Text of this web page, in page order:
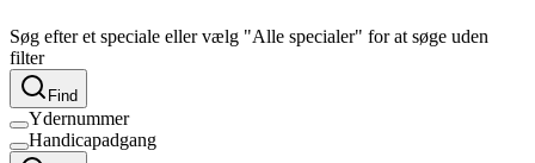
Søg efter et speciale eller vælg "Alle specialer" for at søge uden
filter
Find
Ydernummer
Handicapadgang